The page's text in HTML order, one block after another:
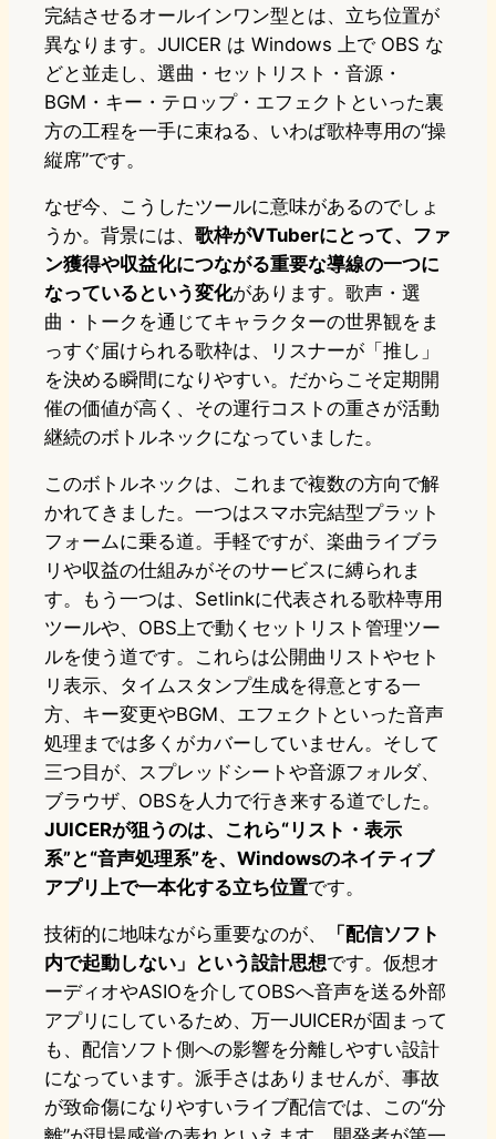
完結させるオールインワン型とは、立ち位置が
異なります。JUICER は Windows 上で OBS な
どと並走し、選曲・セットリスト・音源・
BGM・キー・テロップ・エフェクトといった裏
方の工程を一手に束ねる、いわば歌枠専用の“操
縦席”です。
なぜ今、こうしたツールに意味があるのでしょ
うか。背景には、 歌枠がVTuberにとって、ファ
ン獲得や収益化につながる重要な導線の一つに
なっているという変化があります。歌声・選
曲・トークを通じてキャラクターの世界観をま
っすぐ届けられる歌枠は、リスナーが「推し」
を決める瞬間になりやすい。だからこそ定期開
催の価値が高く、その運行コストの重さが活動
継続のボトルネックになっていました。
このボトルネックは、これまで複数の方向で解
かれてきました。一つはスマホ完結型プラット
フォームに乗る道。手軽ですが、楽曲ライブラ
リや収益の仕組みがそのサービスに縛られま
す。もう一つは、Setlinkに代表される歌枠専用
ツールや、OBS上で動くセットリスト管理ツー
ルを使う道です。これらは公開曲リストやセト
リ表示、タイムスタンプ生成を得意とする一
方、キー変更やBGM、エフェクトといった音声
処理までは多くがカバーしていません。そして
三つ目が、スプレッドシートや音源フォルダ、
ブラウザ、OBSを人力で行き来する道でした。
JUICERが狙うのは、これら“リスト・表示
系”と“音声処理系”を、Windowsのネイティブ
アプリ上で一本化する立ち位置です。
技術的に地味ながら重要なのが、
「配信ソフト
内で起動しない」という設計思想です。仮想オ
ーディオやASIOを介してOBSへ音声を送る外部
アプリにしているため、万一JUICERが固まって
も、配信ソフト側への影響を分離しやすい設計
になっています。派手さはありませんが、事故
が致命傷になりやすいライブ配信では、この“分